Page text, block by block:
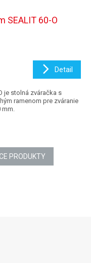
SEALIT 60-O
Detail
je stolná zváračka s
ramenom pre zváranie
PRODUKTY